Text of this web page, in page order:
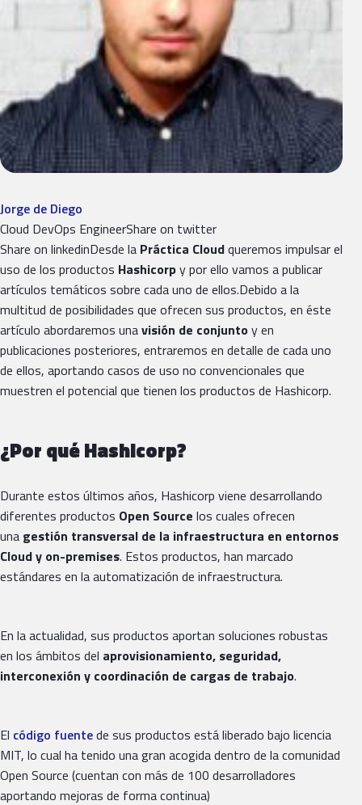
Jorge de Diego
Cloud DevOps EngineerShare on twitter
Share on linkedinDesde la Práctica Cloudqueremos impulsar el
uso de los productos Hashicorpy por ello vamos a publicar
artículos temáticos sobre cada uno de ellos.Debido a la
multitud de posibilidades que ofrecen sus productos, en éste
artículo abordaremos unavisión de conjuntoy en
publicaciones posteriores, entraremos en detalle de cada uno
de ellos, aportando casos de uso no convencionales que
muestren el potencial que tienen los productos de Hashicorp.
¿Por qué Hashicorp?
Durante estos últimos años, Hashicorp viene desarrollando
diferentes productos Open Source los cuales ofrecen
una gestión transversal de la infraestructura en entornos
Cloud y on-premises. Estos productos, han marcado
estándares en la automatización de infraestructura.
En la actualidad, sus productos aportan soluciones robustas
en los ámbitos del aprovisionamiento, seguridad,
interconexión y coordinación de cargas de trabajo.
El código fuentede sus productos está liberado bajo licencia
MIT, lo cual ha tenido una gran acogida dentro de la comunidad
Open Source (cuentan con más de 100 desarrolladores
aportando mejoras de forma continua)